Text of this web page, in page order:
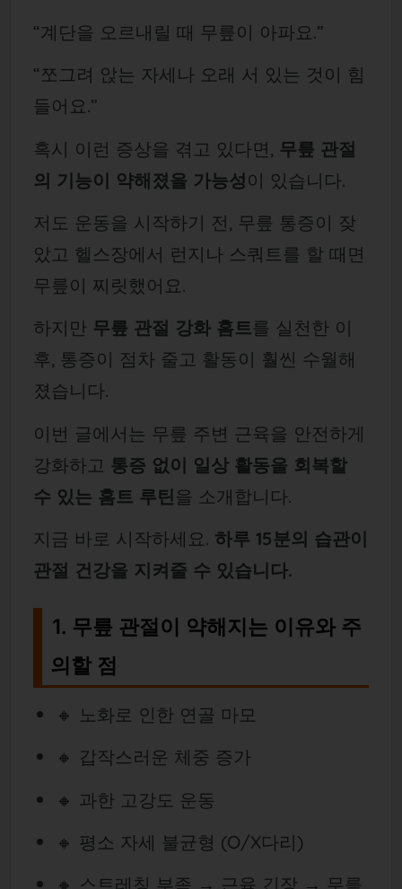
“계단을 오르내릴 때 무릎이 아파요.”
“쪼그려 앉는 자세나 오래 서 있는 것이 힘
들어요.”
혹시 이런 증상을 겪고 있다면, 무릎 관절
의 기능이 약해졌을 가능성이 있습니다.
저도 운동을 시작하기 전, 무릎 통증이 잦
았고 헬스장에서 런지나 스쿼트를 할 때면
무릎이 찌릿했어요.
하지만 무릎 관절 강화 홈트를 실천한 이
후, 통증이 점차 줄고 활동이 훨씬 수월해
졌습니다.
이번 글에서는 무릎 주변 근육을 안전하게
강화하고 통증 없이 일상 활동을 회복할
수 있는 홈트 루틴을 소개합니다.
지금 바로 시작하세요. 하루 15분의 습관이
관절 건강을 지켜줄 수 있습니다.
1. 무릎 관절이 약해지는 이유와 주
의할 점
🔸 노화로 인한 연골 마모
🔸 갑작스러운 체중 증가
🔸 과한 고강도 운동
🔸 평소 자세 불균형 (O/X다리)
🔸 스트레칭 부족 → 근육 긴장 → 무릎